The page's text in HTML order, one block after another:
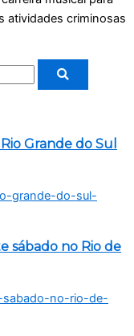
atividades criminosas
Grande do Sul
sábado no Rio de